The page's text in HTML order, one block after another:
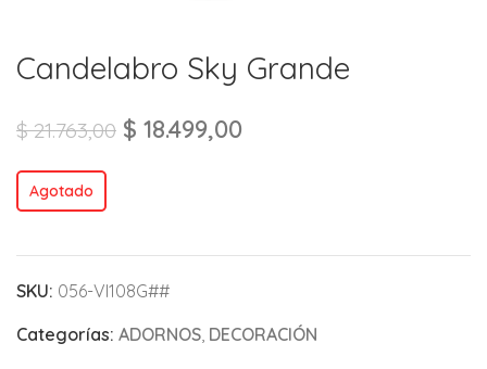
Candelabro Sky Grande
$21.763,00 $ 18.499,00
Agotado
SKU: 056-VI108G##
Categorías: ADORNOS DECORACIÓN